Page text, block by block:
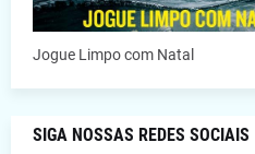
Jogue Limpo com Natal
SIGA NOSSAS REDES SOCIAIS